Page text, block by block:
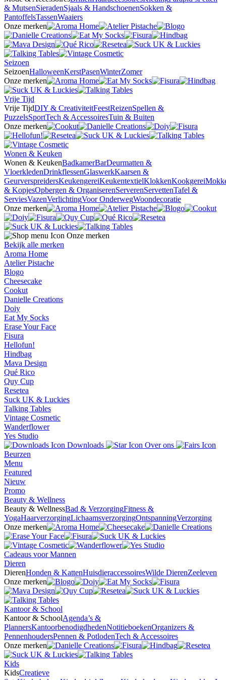
& MutsenSieradenSjaals & HandschoenenSokken &
PantoffelsTassenWaaiers
Onze merken
Seizoen
SeizoenHalloweenKerstPasenWinterZomer
Onze merken
Vrije Tijd
Vrije TijdDIY & CreativiteitFeestReizenSpellen &
PuzzelsSportTech & AccessoiresTuin & Buiten
Onze merken
Wonen & Keuken
Wonen & KeukenBadkamerBarDeurmatten &
VloerkledenDrinkflessenGlaswerkKaarsen &
GeurverspreidersKeukengereiKeukentextielKlokkenKookgerei
& KopjesOpbergen & OrganiserenServerenServettenTafel &
ServiesVazenVerlichtingVoor OnderwegWoondecoratie
Onze merken
Onze merken
Bekijk alle merken
Aroma Home
Atelier Pistache
Blogo
Cheesecake
Cookut
Danielle Creations
Doiy
Eat My Socks
Erase Your Face
Fisura
Hellofun!
Hindbag
Mava Design
Qué Rico
Quy Cup
Resetea
Suck UK & Luckies
Talking Tables
Vintage Cosmetic
Wanderflower
Yes Studio
Downloads
Over ons
Beurzen
Menu
Featured
Nieuw
Promo
Beauty & Wellness
Beauty & WellnessBad & VerzorgingFitness &
YogaHaarverzorgingLichaamsverzorgingOntspanningVerzorging
Onze merken
Cadeaus voor Mannen
Dieren
DierenHonden & KattenHuisdieraccessoiresWilde DierenZeeleven
Onze merken
Kantoor & School
Kantoor & SchoolAgenda’s &
PlannersKantoorbenodigdhedenNotitieboekenOrganizers &
PennenhoudersPennen & PotlodenTech & Accessoires
Onze merken
Kids
KidsCreatieve